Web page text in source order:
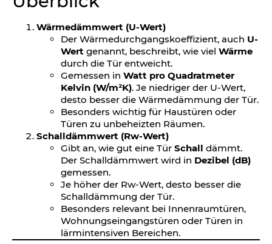
Wärmedämmwert (U-Wert)
Der Wärmedurchgangskoeffizient, auch U-
Wert genannt, beschreibt, wie viel Wärme
durch die Tür entweicht.
Gemessen in Watt pro Quadratmeter
Kelvin (W/m²K). Je niedriger der U-Wert,
desto besser die Wärmedämmung der Tür.
Besonders wichtig für Haustüren oder
Türen zu unbeheizten Räumen.
Schalldämmwert (Rw-Wert)
Gibt an, wie gut eine Tür Schall dämmt.
Der Schalldämmwert wird in Dezibel (dB)
gemessen.
Je höher der Rw-Wert, desto besser die
Schalldämmung der Tür.
Besonders relevant bei Innenraumtüren,
Wohnungseingangstüren oder Türen in
lärmintensiven Bereichen.